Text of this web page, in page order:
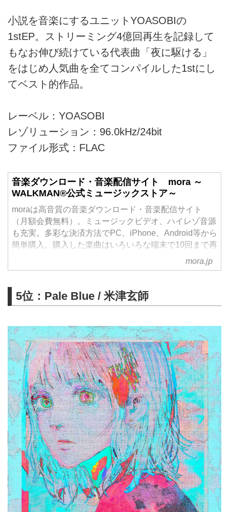
小説を音楽にするユニットYOASOBIの
1stEP。ストリーミング4億回再生を記録して
もなお伸び続けている代表曲「夜に駆ける」
をはじめ人気曲を全てコンパイルした1stにし
てベスト的作品。
レーベル：YOASOBI
レゾリューション：96.0kHz/24bit
ファイル形式：FLAC
音楽ダウンロード・音楽配信サイト mora ～
WALKMAN®公式ミュージックストア～
moraは高音質の音楽ダウンロード・音楽配信サイト
（月額会費無料）。ミュージックビデオ、ハイレゾ音源
も充実。多彩な決済方法でPC、iPhone、Android等から
簡単購入。購入した楽曲はいろいろな端末で10回まで再
mora.jp
5位：Pale Blue / 米津玄師